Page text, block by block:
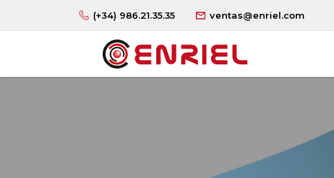
(+34) 986.21.35.35 ventas@enriel.com